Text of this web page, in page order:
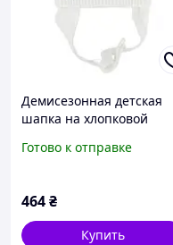
Демисезонная детская
шапка на хлопковой
42 см Белый
Готово к отправке
464₴
Купить